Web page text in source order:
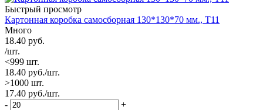
Быстрый просмотр
Картонная коробка самосборная 130*130*70 мм., Т11
Много
18.40 руб.
/шт.
<999 шт.
18.40 руб./шт.
>1000 шт.
17.40 руб./шт.
-
+